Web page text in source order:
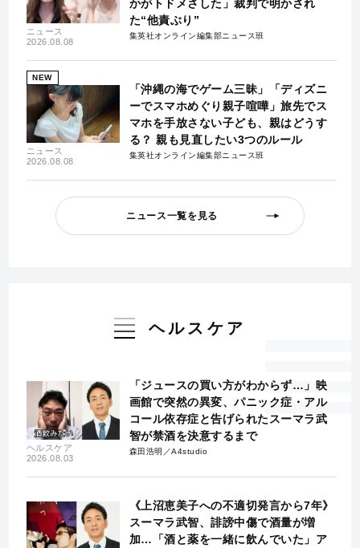
ニュース
2026.08.08
かがトドメさした」裁判で明かされ
た“他責ぶり”
集英社オンライン編集部ニュース班
NEW
ニュース
2026.08.08
「沖縄の海でゲーム三昧」「ディズニ
ーでスマホめぐり親子喧嘩」旅先でス
マホを手放さない子ども、親はどうす
る？ 親も見直したい3つのルール
集英社オンライン編集部ニュース班
ニュース一覧を見る
ヘルスケア
ヘルスケア
2026.08.03
「ジュースの買い方がわからず…」映
画館で突然の異変、パニック症・アル
コール依存症と告げられたスーマラ武
智が禁酒を決意するまで
森田浩明／A4studio
《上沼恵美子への不適切発言から7年》
スーマラ武智、誹謗中傷で酒量が増
加…「酒と薬を一緒に飲んでいた」ア